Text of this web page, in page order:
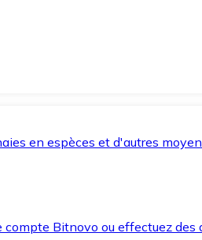
en espèces et d'autres
Bitnovo ou effectuez